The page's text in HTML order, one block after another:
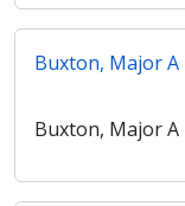
Buxton, Major A
Buxton, Major A